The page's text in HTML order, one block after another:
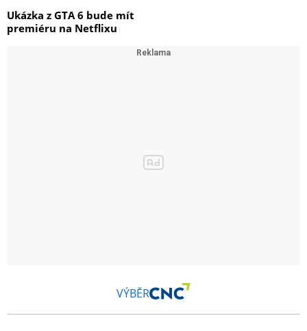
Ukázka z GTA 6 bude mít
premiéru na Netflixu
VÝBĚR